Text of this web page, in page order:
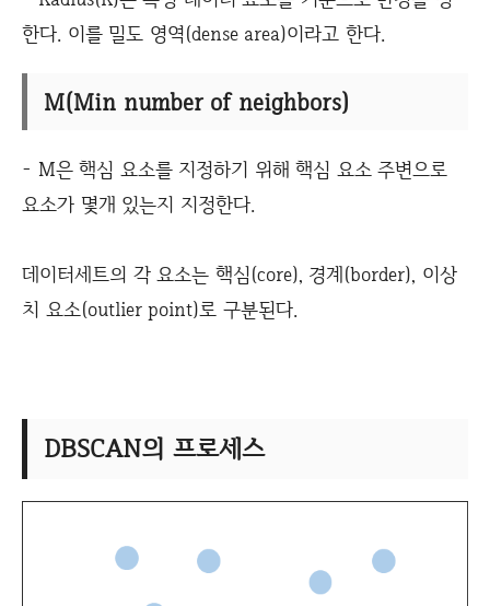
한다. 이를 밀도 영역(dense area)이라고 한다.
M(Min number of neighbors)
- M은 핵심 요소를 지정하기 위해 핵심 요소 주변으로
요소가 몇개 있는지 지정한다.
데이터세트의 각 요소는 핵심(core), 경계(border), 이상
치 요소(outlier point)로 구분된다.
DBSCAN의 프로세스